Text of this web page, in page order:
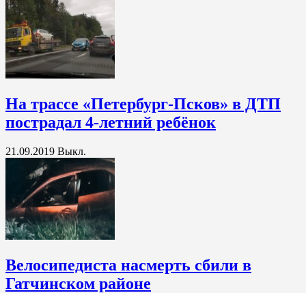
На трассе «Петербург-Псков» в ДТП
пострадал 4-летний ребёнок
21.09.2019 Выкл.
Велосипедиста насмерть сбили в
Гатчинском районе